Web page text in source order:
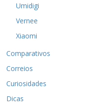
Umidigi
Vernee
Xiaomi
Comparativos
Correios
Curiosidades
Dicas